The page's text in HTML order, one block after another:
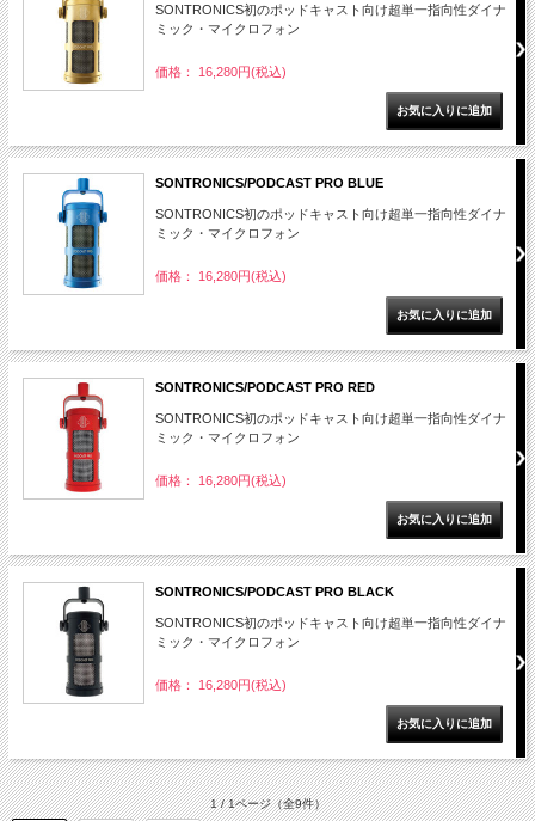
SONTRONICS初のポッドキャスト向け超単一指向性ダイナ
ミック・マイクロフォン
価格： 16,280円(税込)
SONTRONICS/PODCAST PRO BLUE
SONTRONICS初のポッドキャスト向け超単一指向性ダイナ
ミック・マイクロフォン
価格： 16,280円(税込)
SONTRONICS/PODCAST PRO RED
SONTRONICS初のポッドキャスト向け超単一指向性ダイナ
ミック・マイクロフォン
価格： 16,280円(税込)
SONTRONICS/PODCAST PRO BLACK
SONTRONICS初のポッドキャスト向け超単一指向性ダイナ
ミック・マイクロフォン
価格： 16,280円(税込)
1 / 1ページ（全9件）